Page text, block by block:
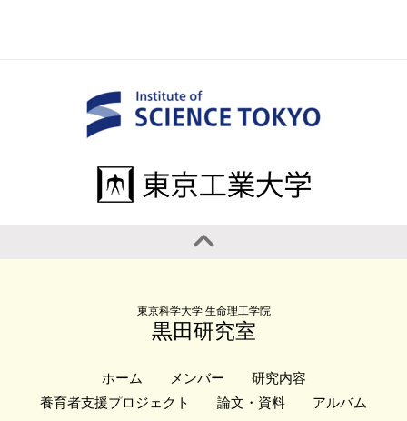
東京科学大学 生命理工学院
黒田研究室
ホーム メンバー
研究内容
養育者支援プロジェクト
論文・資料 アルバム